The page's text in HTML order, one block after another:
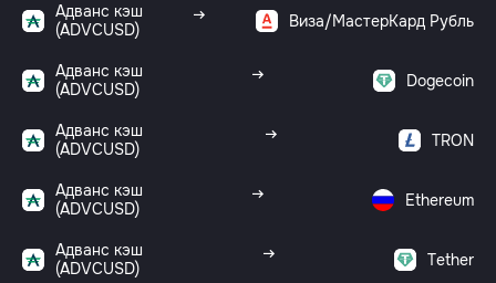
Адванс кэш
(ADVCUSD)
Виза/МастерКард Рубль
Адванс кэш
(ADVCUSD)
Dogecoin
Адванс кэш
(ADVCUSD)
TRON
Адванс кэш
(ADVCUSD)
Ethereum
Адванс кэш
(ADVCUSD)
Tether